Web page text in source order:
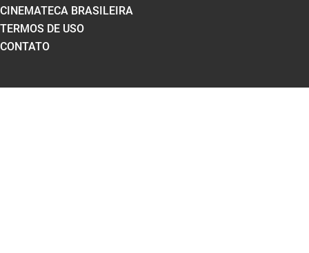
CINEMATECA BRASILEIRA
TERMOS DE USO
CONTATO